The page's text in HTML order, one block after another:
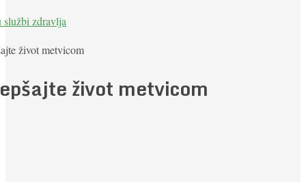
zdravlja
život metvicom
život metvicom